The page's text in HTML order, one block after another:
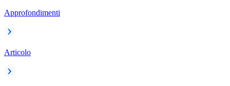
Approfondimenti
Articolo